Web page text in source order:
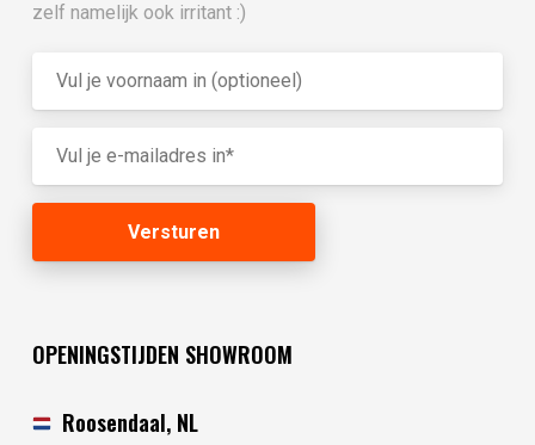
zelf namelijk ook irritant :)
OPENINGSTIJDEN SHOWROOM
Roosendaal, NL